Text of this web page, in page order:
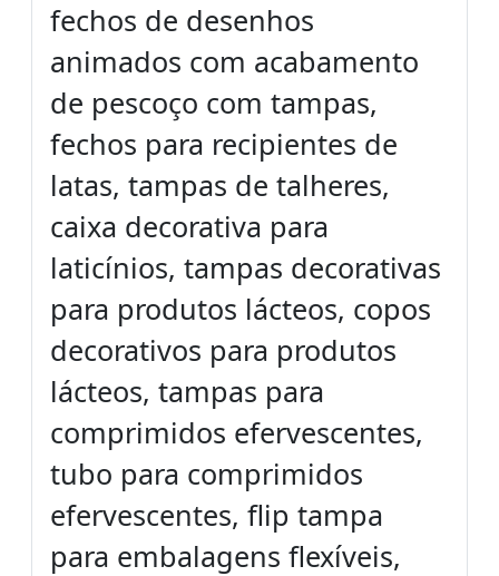
fechos de desenhos
animados com acabamento
de pescoço com tampas,
fechos para recipientes de
latas, tampas de talheres,
caixa decorativa para
laticínios, tampas decorativas
para produtos lácteos, copos
decorativos para produtos
lácteos, tampas para
comprimidos efervescentes,
tubo para comprimidos
efervescentes, flip tampa
para embalagens flexíveis,